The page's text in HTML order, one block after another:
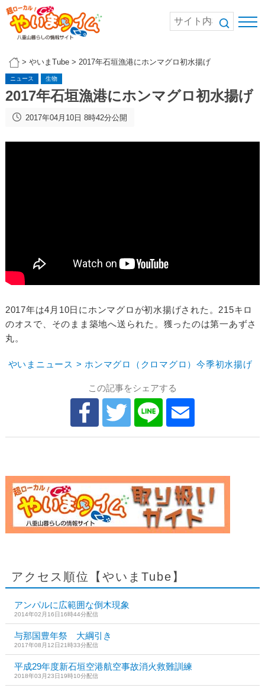
> やいまTube> 2017年石垣漁港にホンマグロ初水揚げ
ニュース 生物
2017年石垣漁港にホンマグロ初水揚げ
2017年04月10日 8時42分公開
2017年は4月10日にホンマグロが初水揚げされた。215キロ
のオスで、そのまま築地へ送られた。獲ったのは第一あずさ
丸。
やいまニュース > ホンマグロ（クロマグロ）今季初水揚げ
この記事をシェアする
アクセス順位【やいまTube】
アンパルに広範囲な倒木現象
2014年02月16日16時44分配信
与那国豊年祭 大綱引き
2017年08月12日21時33分配信
平成29年度新石垣空港航空事故消火救難訓練
2018年03月23日19時10分配信